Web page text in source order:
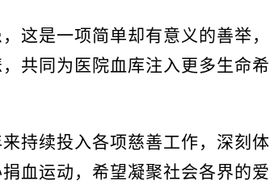
这是一项简单却有意义的善举，
共同为医院血库注入更多生命希
持续投入各项慈善工作，深刻体
血运动，希望凝聚社会各界的爱